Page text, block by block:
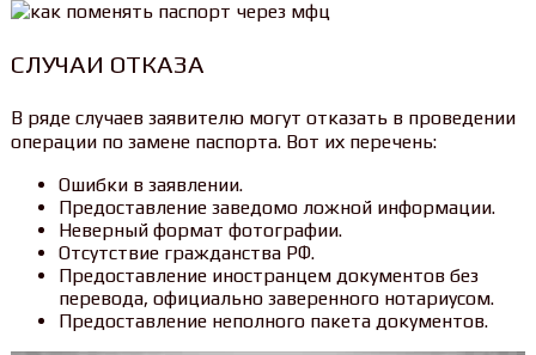
СЛУЧАИ ОТКАЗА
В ряде случаев заявителю могут отказать в проведении
операции по замене паспорта. Вот их перечень:
Ошибки в заявлении.
Предоставление заведомо ложной информации.
Неверный формат фотографии.
Отсутствие гражданства РФ.
Предоставление иностранцем документов без
перевода, официально заверенного нотариусом.
Предоставление неполного пакета документов.